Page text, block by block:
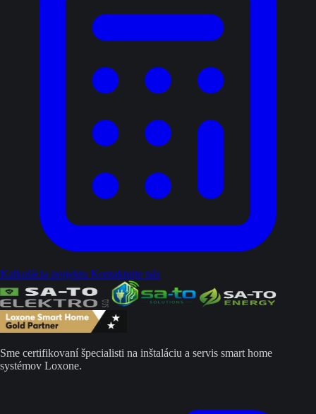
Kalkulácia projektu Kontaktujte nás
Sme certifikovaní špecialisti na inštaláciu a servis smart home
systémov Loxone.